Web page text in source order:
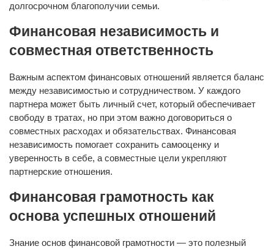
долгосрочном благополучии семьи.
Финансовая независимость и
совместная ответственность
Важным аспектом финансовых отношений является баланс
между независимостью и сотрудничеством. У каждого
партнера может быть личный счет, который обеспечивает
свободу в тратах, но при этом важно договориться о
совместных расходах и обязательствах. Финансовая
независимость помогает сохранить самооценку и
уверенность в себе, а совместные цели укрепляют
партнерские отношения.
Финансовая грамотность как
основа успешных отношений
Знание основ финансовой грамотности — это полезный